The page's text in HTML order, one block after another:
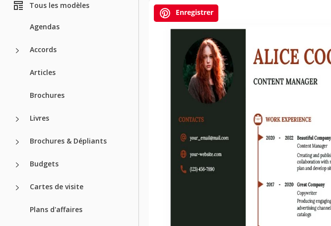
Tous les modèles
Agendas
Accords
Articles
Brochures
Livres
Brochures & Dépliants
Budgets
Cartes de visite
Plans d'affaires
Enregistrer